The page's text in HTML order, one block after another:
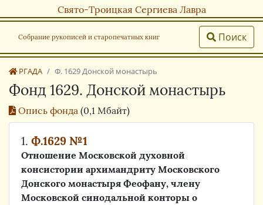
Свято-Троицкая Сергиева Лавра
Собрание рукописей и старопечатных книг Поиск
РГАДА Ф. 1629 Донской монастырь
Фонд 1629. Донской монастырь
Опись фонда (0,1 Мбайт)
1. Ф.1629 №1
Отношение Московской духовной
консистории архимандриту Московского
Донского монастыря Феофану, члену
Московской синодальной конторы о